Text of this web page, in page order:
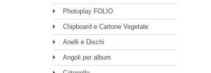
Photoplay FOLIO
Chipboard e Cartone Vegetale
Anelli e Dischi
Angoli per album